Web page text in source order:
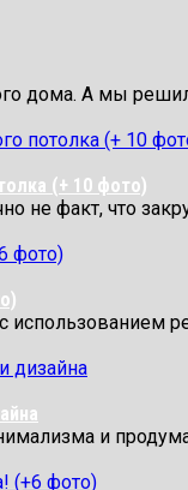
дома. А мы
(+ 10 фото)
не факт, что
использованием
и